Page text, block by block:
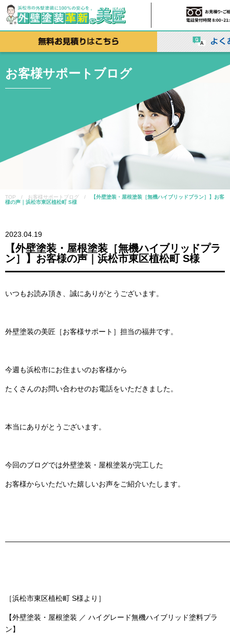
お客様サポートブログ
TOP / お客様サポートブログ /
【外壁塗装・屋根塗装［無機ハイブリッドプラン］】お客
様の声｜浜松市東区植松町 S様
2023.04.19
【外壁塗装・屋根塗装［無機ハイブリッドプラ
ン］】お客様の声｜浜松市東区植松町 S様
いつもお読み頂き、誠にありがとうございます。
外壁塗装の美匠［お客様サポート］担当の福井です。
今週も浜松市にお住まいのお客様から
たくさんのお問い合わせのお電話をいただきました。
本当にありがとうございます。
今回のブログでは外壁塗装・屋根塗装が完工した
お客様からいただいた嬉しいお声をご紹介いたします。
［浜松市東区植松町 S様より］
【外壁塗装・屋根塗装 ／ ハイグレード無機ハイブリッド塗料プラ
ン】